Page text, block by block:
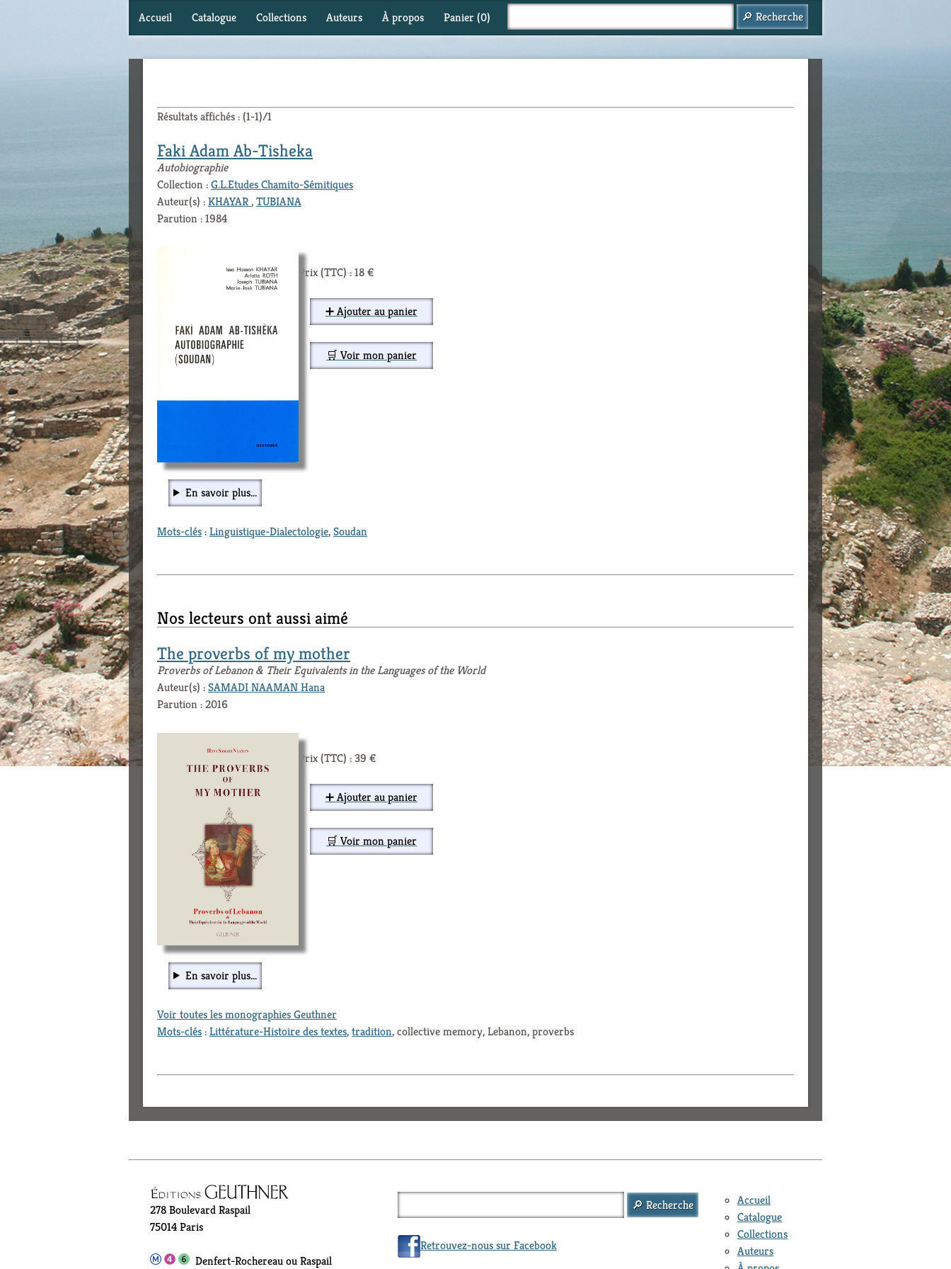
Accueil Catalogue Collections Auteurs À propos Panier (0)
Résultats affichés : (1-1)/1
Faki Adam Ab-Tisheka
Autobiographie
Collection :G.L.Etudes Chamito-Sémitiques
Auteur(s) :KHAYAR,TUBIANA
Parution : 1984
Prix (TTC) : 18 €
➕ Ajouter au panier
🛒 Voir mon panier
En savoir plus...
Mots-clés:Linguistique-Dialectologie,Soudan
Nos lecteurs ont aussi aimé
The proverbs of my mother
Proverbs of Lebanon & Their Equivalents in the Languages of the World
Auteur(s) :SAMADI NAAMAN Hana
Parution : 2016
Prix (TTC) : 39 €
➕ Ajouter au panier
🛒 Voir mon panier
En savoir plus...
Voir toutes les monographies Geuthner
Mots-clés:Littérature-Histoire des textes,tradition, collective memory, Lebanon, proverbs
278 Boulevard Raspail
75014 Paris
Denfert-Rochereau ou Raspail
Accueil
Catalogue
Collections
Auteurs
Retrouvez-nous sur Facebook